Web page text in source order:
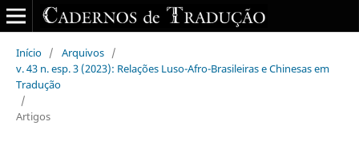
Início / Arquivos /
v. 43 n. esp. 3 (2023): Relações Luso-Afro-Brasileiras e Chinesas em
Tradução
/
Artigos